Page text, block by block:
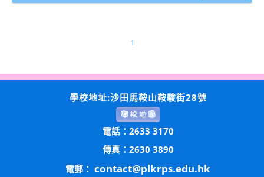
1
學校地址:沙田馬鞍山鞍駿街28號
電話：2633 3170
傳真：2630 3890
電郵： contact@plkrps.edu.hk